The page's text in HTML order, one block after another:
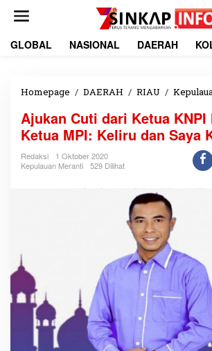
GLOBAL NASIONAL DAERAH
Homepage / DAERAH / RIAU /
Ajukan Cuti dari Ketua KNPI
Ketua MPI: Keliru dan Saya
Redaksi
1 Oktober 2020
Kepulauan Meranti
529 Dilihat